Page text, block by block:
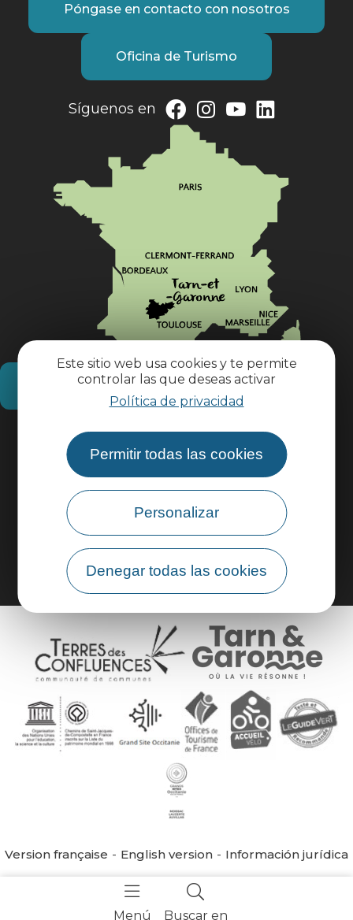
Este sitio web usa cookies y te permite
controlar las que deseas activar
Política de privacidad
Permitir todas las cookies
Personalizar
Denegar todas las cookies
Menú Buscar en
Póngase en contacto con nosotros
Oficina de Turismo
Síguenos en
¿Cómo llegar?
Información práctica
Version française English version Información jurídica